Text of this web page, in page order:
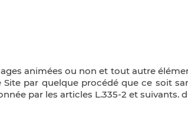
animées ou non et tout autre
par quelque procédé que ce soit
par les articles L.335-2 et suivants.